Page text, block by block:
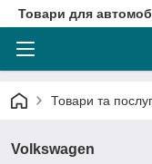
Товари для
Товари та
Volkswagen